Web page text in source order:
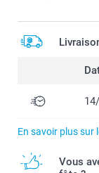
En savoir plus sur
Vous